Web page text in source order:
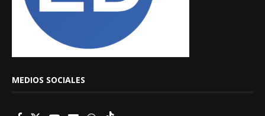
MEDIOS SOCIALES